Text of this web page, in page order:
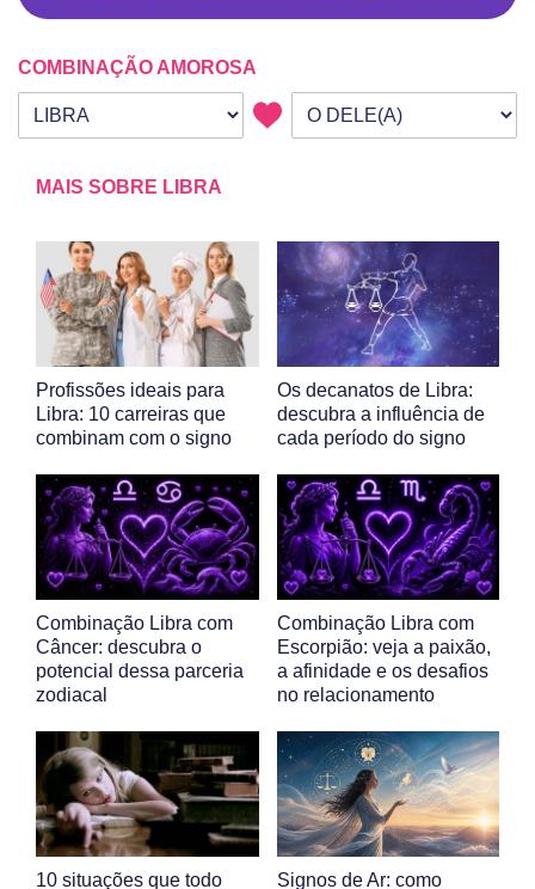
COMBINAÇÃO AMOROSA
Seu signo
Signo da outra pessoa
MAIS SOBRE LIBRA
Profissões ideais para
Libra: 10 carreiras que
combinam com o signo
Os decanatos de Libra:
descubra a influência de
cada período do signo
Combinação Libra com
Câncer: descubra o
potencial dessa parceria
zodiacal
Combinação Libra com
Escorpião: veja a paixão,
a afinidade e os desafios
no relacionamento
10 situações que todo Signos de Ar: como